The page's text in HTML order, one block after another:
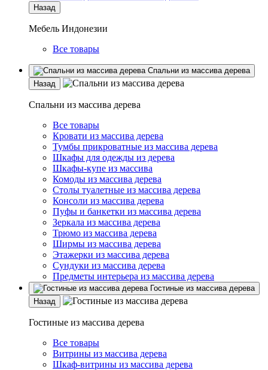
Назад
Мебель Индонезии
Все товары
Спальни из массива дерева
Назад
Спальни из массива дерева
Все товары
Кровати из массива дерева
Тумбы прикроватные из массива дерева
Шкафы для одежды из дерева
Шкафы-купе из массива
Комоды из массива дерева
Столы туалетные из массива дерева
Консоли из массива дерева
Пуфы и банкетки из массива дерева
Зеркала из массива дерева
Трюмо из массива дерева
Ширмы из массива дерева
Этажерки из массива дерева
Сундуки из массива дерева
Предметы интерьера из массива дерева
Гостиные из массива дерева
Назад
Гостиные из массива дерева
Все товары
Витрины из массива дерева
Шкаф-витрины из массива дерева